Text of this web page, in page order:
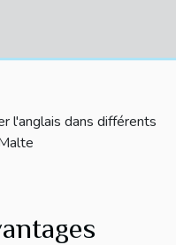
l'anglais dans différents